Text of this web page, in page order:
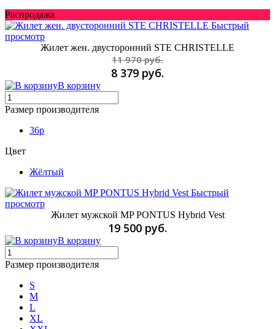
Распродажа
Быстрый
просмотр
Жилет жен. двусторонний STE CHRISTELLE
11 970 руб.
8 379 руб.
В корзину
Размер производителя
36p
Цвет
Жёлтый
Быстрый
просмотр
Жилет мужской MP PONTUS Hybrid Vest
19 500 руб.
В корзину
Размер производителя
S
M
L
XL